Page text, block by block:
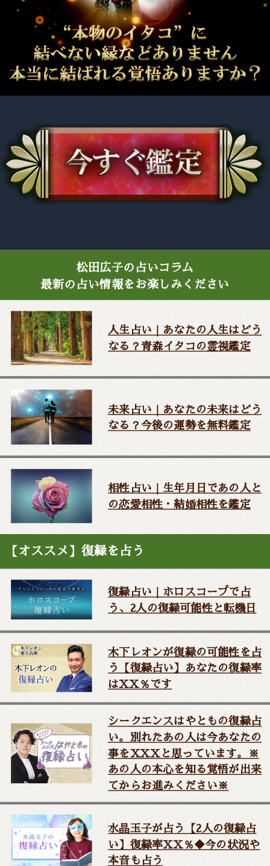
松田広子の占いコラム
最新の占い情報をお楽しみください
人生占い｜あなたの人生はどう
なる？青森イタコの霊視鑑定
未来占い｜あなたの未来はどう
なる？今後の運勢を無料鑑定
相性占い｜生年月日であの人と
の恋愛相性・結婚相性を鑑定
【オススメ】復縁を占う
復縁占い｜ホロスコープで占
う、2人の復縁可能性と転機日
木下レオンが復縁の可能性を占
う【復縁占い】あなたの復縁率
はXX％です
シークエンスはやともの復縁占
い。別れたあの人は今あなたの
事をXXXと思っています。※
あの人の本心を知る覚悟が出来
てからお進みください※
水晶玉子が占う【2人の復縁占
い】復縁率XX％◆今の状況や
本音も占う